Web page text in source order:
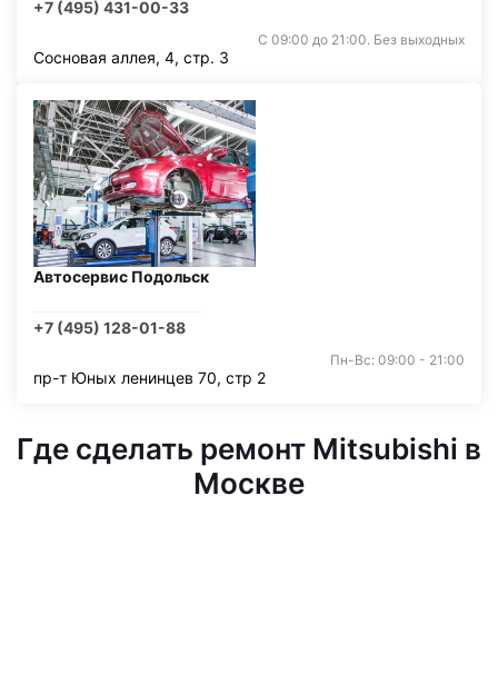
+7 (495) 431-00-33
С 09:00 до 21:00. Без выходных
Сосновая аллея, 4, стр. 3
Автосервис Подольск
+7 (495) 128-01-88
Пн-Вс: 09:00 - 21:00
пр-т Юных ленинцев 70, стр 2
Где сделать ремонт Mitsubishi в
Москве